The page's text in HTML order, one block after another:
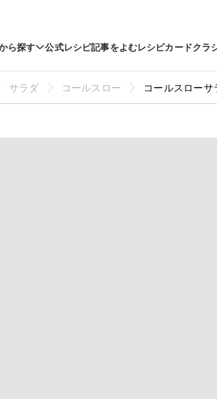
ら探す 公式レシピ記事をよむレシピカードクラ
サラダ コールスロー コールスロー